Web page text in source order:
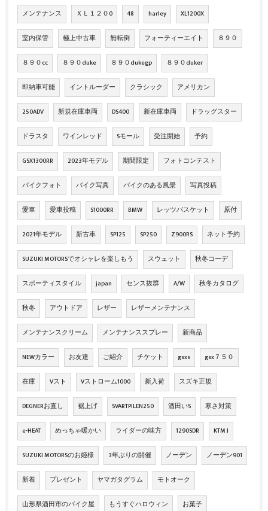
メンテナンス ＸＬ１２０0 48 harley XL1200X
室内保管 極上中古車 無転倒 フォーティーエイト ８９０
８９０cc ８９０duke ８９０dukegp ８９０duker
即納車可能 イントルーダー クラシック アメリカン
250ADV 新規在庫車両 DS400 新在庫車両 ドラッグスター
ドラスタ ワインレッド Sモール 受注開始 予約
GSX1300RR 2023年モデル 期間限定 フォトコンテスト
バイクフォト バイク写真 バイクのある風景 写真投稿
愛車 愛車投稿 S1000RR BMW レッツバスケット 原付
2021年モデル 新古車 SP125 SP250 Z900RS ネット予約
SUZUKI MOTORSでオシャレを楽しもう スウェット 秋冬コーデ
スポーティスタイル japan センス抜群 A/W 秋冬カタログ
秋冬 アウトドア レザー レザーメンテナンス
メンテナンスクリーム メンテナンススプレー 新商品
NEWカラー お友達 ご紹介 チケット gsxs gsx７５０
在庫 Vスト Vストローム1000 新入荷 スズキ正規
DEGNERお直し 裾上げ SVARTPILEN250 酒田いS 寒さ対策
e-HEAT めっちゃ暖かい ライダーの味方 1290SDR KTM J
SUZUKI MOTORSのお姫様 3年ぶりの開催 ノーデン ノーデン901
新着 プレゼント ヤマガタグラム モトオーク
山形県酒田市のバイク屋 もうすぐハロウィン お菓子